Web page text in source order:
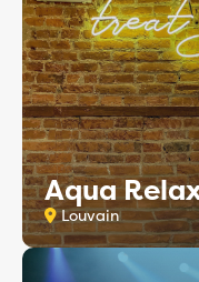
Aqua
Louvain